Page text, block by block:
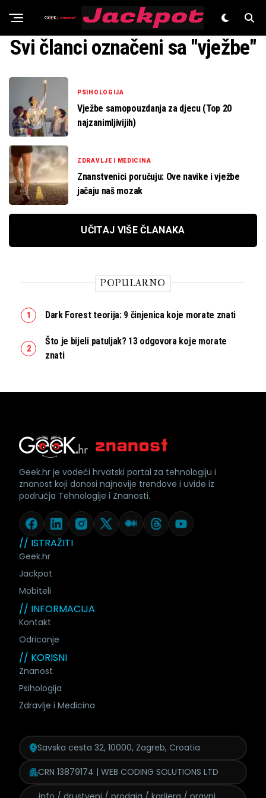
Znanost
Svi članci označeni sa "vježbe"
PSIHOLOGIJA
Vježbe samopouzdanja za djecu (Top 20
najzanimljivijih)
ZDRAVLJE I MEDICINA
Znanstvenici poručuju: Ove navike i vježbe
jačaju naš mozak
UČITAJ VIŠE ČLANAKA
POPULARNO
Dark Forest teorija: 9 činjenica koje morate znati
Što je bijeli patuljak? 13 odgovora koje morate
znati
// ISTRAŽITI
Geek.hr
Jackpot
Mobiteli
// INFORMACIJA
Kontakt
Odricanje
// KORISNI
Znanost
Psihologija
Zdravlje i Medicina
Geek.hr je vodeći hrvatski portal za tehnologiju i
znanost koji donosi najnovije trendove i uvide iz
područja Tehnologije i Znanosti.
Savska cesta 32, 10000, Zagreb, Croatia
CRN 13879174 | WEB CODING SOLUTIONS LTD